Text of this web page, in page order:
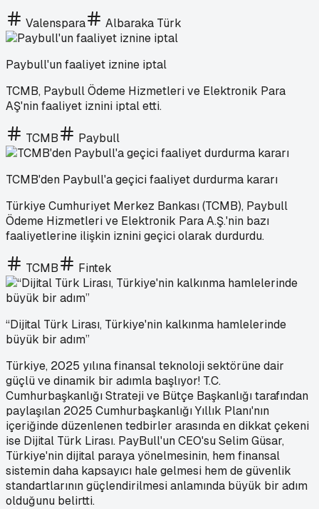
Valenspara Albaraka Türk
Paybull'un faaliyet iznine iptal
TCMB, Paybull Ödeme Hizmetleri ve Elektronik Para
AŞ'nin faaliyet iznini iptal etti.
TCMB Paybull
TCMB'den Paybull'a geçici faaliyet durdurma kararı
Türkiye Cumhuriyet Merkez Bankası (TCMB), Paybull
Ödeme Hizmetleri ve Elektronik Para A.Ş.'nin bazı
faaliyetlerine ilişkin iznini geçici olarak durdurdu.
TCMB Fintek
“Dijital Türk Lirası, Türkiye'nin kalkınma hamlelerinde
büyük bir adım”
Türkiye, 2025 yılına finansal teknoloji sektörüne dair
güçlü ve dinamik bir adımla başlıyor! T.C.
Cumhurbaşkanlığı Strateji ve Bütçe Başkanlığı tarafından
paylaşılan 2025 Cumhurbaşkanlığı Yıllık Planı'nın
içeriğinde düzenlenen tedbirler arasında en dikkat çekeni
ise Dijital Türk Lirası. PayBull'un CEO'su Selim Güsar,
Türkiye'nin dijital paraya yönelmesinin, hem finansal
sistemin daha kapsayıcı hale gelmesi hem de güvenlik
standartlarının güçlendirilmesi anlamında büyük bir adım
olduğunu belirtti.